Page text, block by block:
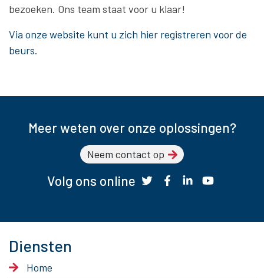
bezoeken. Ons team staat voor u klaar!
Via onze website kunt u zich hier registreren voor de
beurs.
Meer weten over onze oplossingen?
Neem contact op
Volg ons online
Diensten
Home